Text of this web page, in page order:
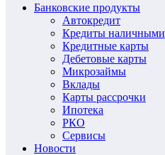
Банковские продукты
Автокредит
Кредиты наличными
Кредитные карты
Дебетовые карты
Микрозаймы
Вклады
Карты рассрочки
Ипотека
РКО
Сервисы
Новости